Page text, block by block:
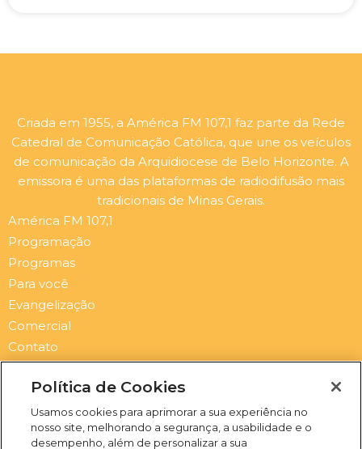
Criada em 1955, a América FM 107,1 faz parte da Rede
Catedral de Comunicação Católica, que une os veículos
de comunicação da Arquidiocese de Belo Horizonte. A
emissora é uma das plataformas de radiodifusão mais
tradicionais de Minas Gerais.
América FM 107,1
Programação
Programas
Para você
Evangelização
Comercial
Contato
Newsletter
Submit
F
Y
S
Política de Cookies
Usamos cookies para aprimorar a sua experiência no
nosso site, melhorando a segurança, a usabilidade e o
desempenho, além de personalizar a sua